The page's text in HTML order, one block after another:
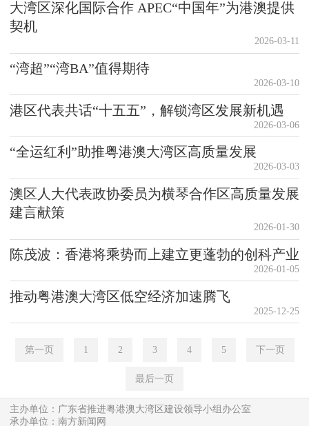
大湾区深化国际合作 APEC“中国年”为港澳提供
契机
2026-03-11
“湾超”“湾BA”值得期待
2026-03-10
港区代表共话“十五五”，解锁湾区发展新机遇
2026-03-06
“全运红利”助推粤港澳大湾区高质量发展
2026-03-03
澳区人大代表政协委员为横琴合作区高质量发展
建言献策
2026-01-30
陈茂波：香港将乘势而上建立更蓬勃的创科产业
2026-01-05
推动粤港澳大湾区低空经济加速腾飞
2025-12-25
第一页 1 2 3 4 5 下一页
最后一页
主办单位：广东省推进粤港澳大湾区建设领导小组办公室
承办单位：南方新闻网